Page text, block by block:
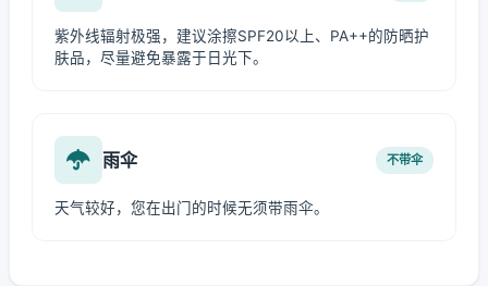
紫外线辐射极强，建议涂擦SPF20以上、PA++的防晒护
肤品，尽量避免暴露于日光下。
雨伞 不带伞
天气较好，您在出门的时候无须带雨伞。